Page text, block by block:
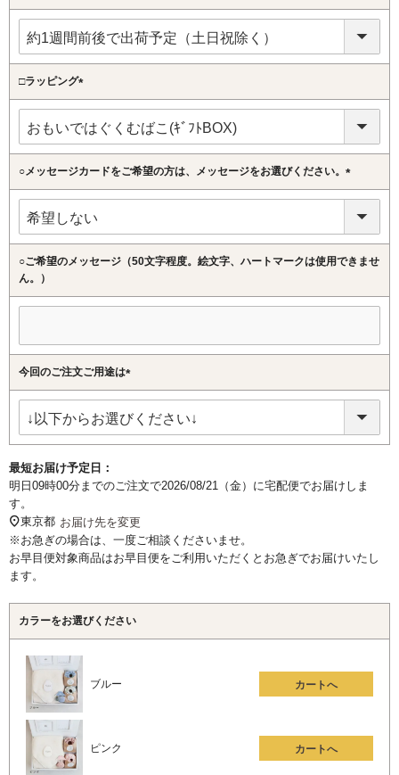
(必
□ラッピング
(必
○メッセージカードをご希望の方は、メッセージをお選びください。
(必
○ご希望のメッセージ（50文字程度。絵文字、ハートマークは使用できませ
ん。）
今回のご注文ご用途は
(必
最短お届け予定日：
明日09時00分 までのご注文で2026/08/21（金） に宅配便でお届けしま
す。
東京都 お届け先を変更
※お急ぎの場合は、一度ご相談くださいませ。
お早目便対象商品はお早目便をご利用いただくとお急ぎでお届けいたし
ます。
カラーをお選びください
ブルー カートへ
ピンク カートへ